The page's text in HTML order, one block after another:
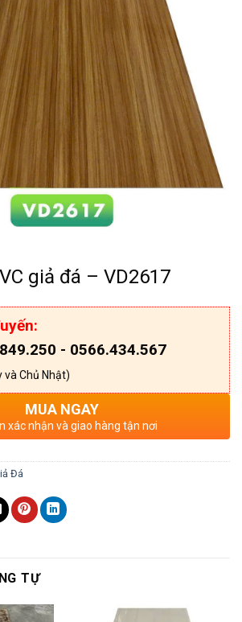
giả đá – VD2617
- 0566.434.567
và Chủ Nhật)
MUA NGAY
xác nhận và giao hàng tận nơi
Đá
TỰ